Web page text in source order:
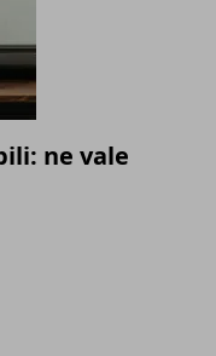
ne vale